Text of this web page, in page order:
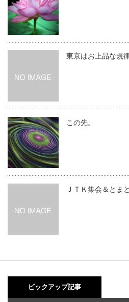
東京はお上品な規
この先。
ＪＴＫ集会＆とま
ピックアップ記事